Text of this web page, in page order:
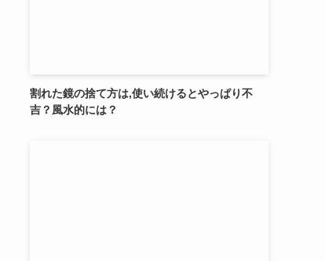
割れた鏡の捨て方は,使い続けるとやっぱり不
吉？風水的には？